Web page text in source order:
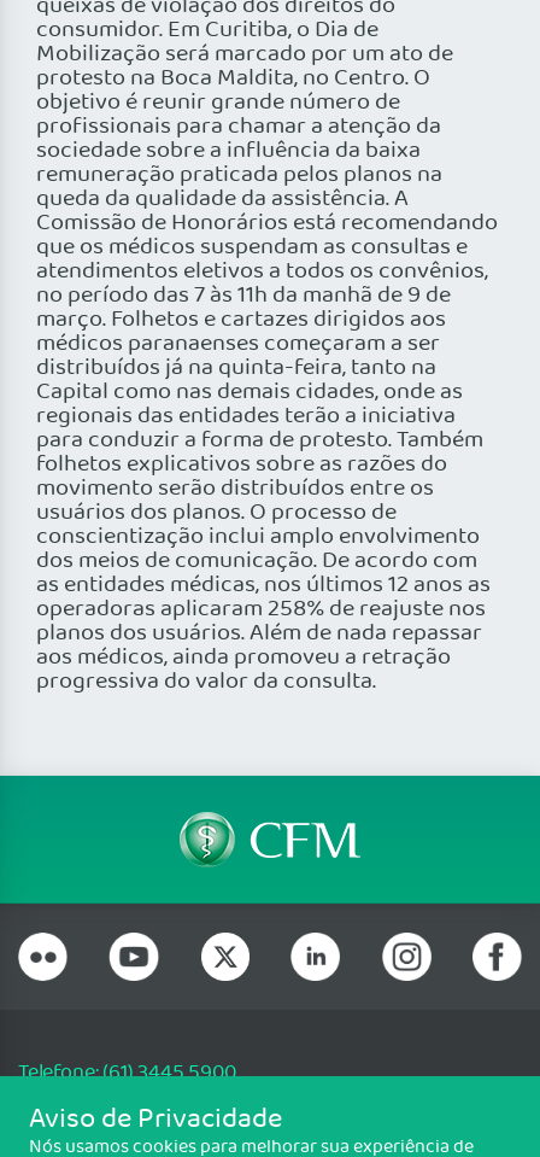
consumidor. Em Curitiba, o Dia de
Mobilização será marcado por um ato de
protesto na Boca Maldita, no Centro. O
objetivo é reunir grande número de
profissionais para chamar a atenção da
sociedade sobre a influência da baixa
remuneração praticada pelos planos na
queda da qualidade da assistência. A
Comissão de Honorários está recomendando
que os médicos suspendam as consultas e
atendimentos eletivos a todos os convênios,
no período das 7 às 11h da manhã de 9 de
março. Folhetos e cartazes dirigidos aos
médicos paranaenses começaram a ser
distribuídos já na quinta-feira, tanto na
Capital como nas demais cidades, onde as
regionais das entidades terão a iniciativa
para conduzir a forma de protesto. Também
folhetos explicativos sobre as razões do
movimento serão distribuídos entre os
usuários dos planos. O processo de
conscientização inclui amplo envolvimento
dos meios de comunicação. De acordo com
as entidades médicas, nos últimos 12 anos as
operadoras aplicaram 258% de reajuste nos
planos dos usuários. Além de nada repassar
aos médicos, ainda promoveu a retração
progressiva do valor da consulta.
Telefone: (61) 3445 5900
Email: cfm@portalmedico.org.br
SGAS 616, Conjunto D, Lote 115, L2 Sul, Brasília/DF - CEP: 70200-760 -
Aviso de Privacidade
Nós usamos cookies para melhorar sua experiência de